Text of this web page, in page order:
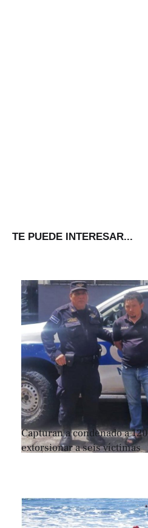
TE PUEDE INTERESAR...
Capturan a condenado a
extorsionar a seis víctimas